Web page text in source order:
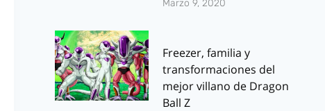
Marzo 9, 2020
Freezer, familia y
transformaciones del
mejor villano de Dragon
Ball Z